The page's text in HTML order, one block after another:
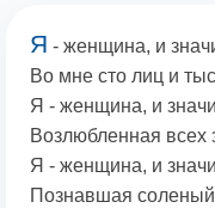
Я - женщина, и
Во мне сто лиц и
Я - женщина, и
Возлюбленная всех
Я - женщина, и
Познавшая соленый